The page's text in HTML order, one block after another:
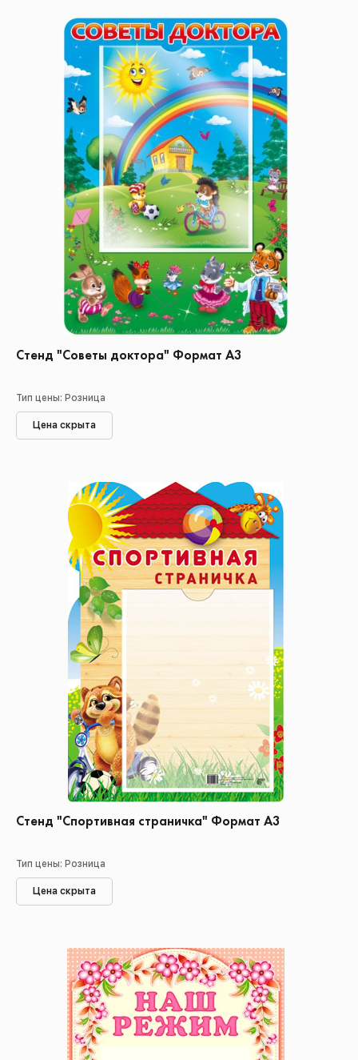
Стенд "Советы доктора" Формат А3
Тип цены: Розница
Цена скрыта
Стенд "Спортивная страничка" Формат А3
Тип цены: Розница
Цена скрыта